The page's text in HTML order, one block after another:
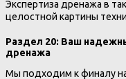
Экспертиза дренажа в
целостной картины
Раздел 20: Ваш
дренажа
Мы подходим к финалу